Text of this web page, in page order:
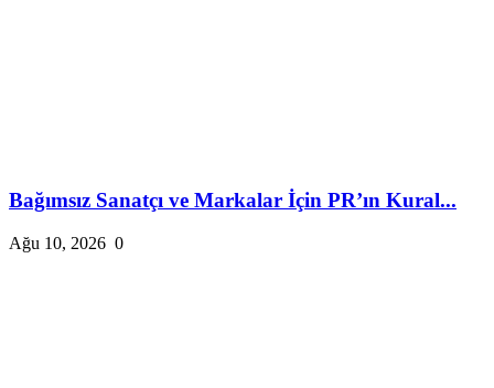
Bağımsız Sanatçı ve Markalar İçin PR’ın Kural...
Ağu 10, 2026 0